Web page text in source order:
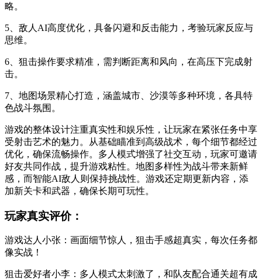
略。
5、敌人AI高度优化，具备闪避和反击能力，考验玩家反应与
思维。
6、狙击操作要求精准，需判断距离和风向，在高压下完成射
击。
7、地图场景精心打造，涵盖城市、沙漠等多种环境，各具特
色战斗氛围。
游戏的整体设计注重真实性和娱乐性，让玩家在紧张任务中享
受射击艺术的魅力。从基础瞄准到高级战术，每个细节都经过
优化，确保流畅操作。多人模式增强了社交互动，玩家可邀请
好友共同作战，提升游戏粘性。地图多样性为战斗带来新鲜
感，而智能AI敌人则保持挑战性。游戏还定期更新内容，添
加新关卡和武器，确保长期可玩性。
玩家真实评价：
游戏达人小张：画面细节惊人，狙击手感超真实，每次任务都
像实战！
狙击爱好者小李：多人模式太刺激了，和队友配合通关超有成